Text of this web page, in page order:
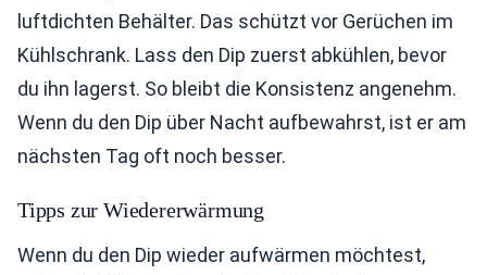
luftdichten Behälter. Das schützt vor Gerüchen im
Kühlschrank. Lass den Dip zuerst abkühlen, bevor
du ihn lagerst. So bleibt die Konsistenz angenehm.
Wenn du den Dip über Nacht aufbewahrst, ist er am
nächsten Tag oft noch besser.
Tipps zur Wiedererwärmung
Wenn du den Dip wieder aufwärmen möchtest,